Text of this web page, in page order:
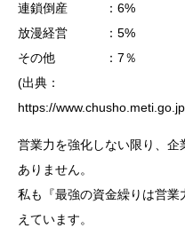
連鎖倒産 ：6%
放漫経営 ：5%
その他 ：7％
(出典：
https://
営業力を強化しない限り、
ありません。
私も『最強の資金繰りは営
えています。